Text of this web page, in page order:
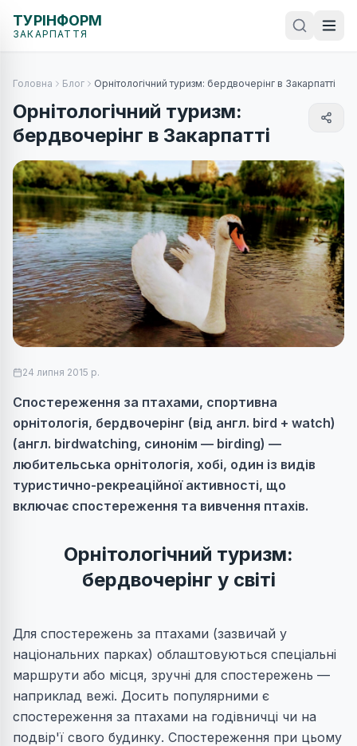
ТУРІНФОРМ
ЗАКАРПАТТЯ
Головна Блог Орнітологічний туризм: бердвочерінг в Закарпатті
Орнітологічний туризм:
бердвочерінг в Закарпатті
24 липня 2015 р.
Спостереження за птахами, спортивна
орнітологія, бердвочерінг (від англ. bird + watch)
(англ. birdwatching, синонім — birding) —
любительська орнітологія, хобі, один із видів
туристично-рекреаційної активності, що
включає спостереження та вивчення птахів.
Орнітологічний туризм:
бердвочерінг у світі
Для спостережень за птахами (зазвичай у
національних парках) облаштовуються спеціальні
маршрути або місця, зручні для спостережень —
наприклад вежі. Досить популярними є
спостереження за птахами на годівничці чи на
подвір'ї свого будинку. Спостереження при цьому